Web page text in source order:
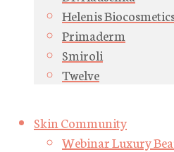
Helenis
Primaderm
Smiroli
Twelve
Skin Community
Webinar Luxury